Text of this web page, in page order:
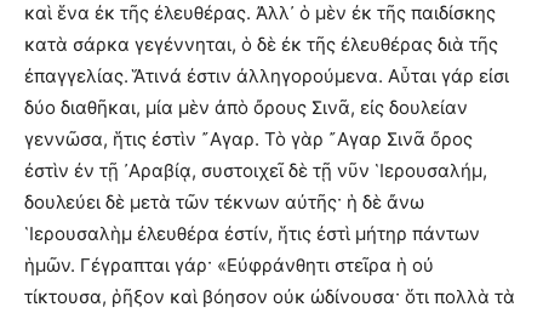
καὶ ἕνα ἐκ τῆς ἐλευθέρας. Ἀλλ᾿ ὁ μὲν ἐκ τῆς παιδίσκης
κατὰ σάρκα γεγέννηται, ὁ δὲ ἐκ τῆς ἐλευθέρας διὰ τῆς
ἐπαγγελίας. Ἅτινά ἐστιν ἀλληγορούμενα. Αὗται γάρ εἰσι
δύο διαθῆκαι, μία μὲν ἀπὸ ὄρους Σινᾶ, εἰς δουλείαν
γεννῶσα, ἥτις ἐστὶν ῎Αγαρ. Τὸ γὰρ ῎Αγαρ Σινᾶ ὄρος
ἐστὶν ἐν τῇ ᾿Αραβίᾳ, συστοιχεῖ δὲ τῇ νῦν ῾Ιερουσαλήμ,
δουλεύει δὲ μετὰ τῶν τέκνων αὐτῆς· ἡ δὲ ἄνω
῾Ιερουσαλὴμ ἐλευθέρα ἐστίν, ἥτις ἐστὶ μήτηρ πάντων
ἡμῶν. Γέγραπται γάρ· «Εὐφράνθητι στεῖρα ἡ οὐ
τίκτουσα, ῥῆξον καὶ βόησον οὐκ ὠδίνουσα· ὅτι πολλὰ τὰ